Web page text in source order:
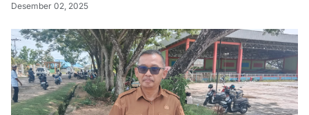
Desember 02, 2025